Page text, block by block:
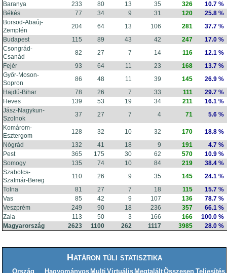
Baranya
233 80 13 35 326
10.7 %
Békés
77 34 9 31 120
25.8 %
Borsod-Abaúj-
Zemplén
204 64 13 106 281
37.7 %
Budapest
115 89 43 42 247
17.0 %
Csongrád-
Csanád
82 27 7 14 116
12.1 %
Fejér
93 64 11 23 168
13.7 %
Győr-Moson-
Sopron
86 48 11 39 145
26.9 %
Hajdú-Bihar
78 26 7 33 111
29.7 %
Heves
139 53 19 34 211
16.1 %
Jász-Nagykun-
Szolnok
37 27 7 4 71
5.6 %
Komárom-
Esztergom
128 32 10 32 170
18.8 %
Nógrád
132 41 18 9 191
4.7 %
Pest
365 175 30 62 570
10.9 %
Somogy
135 74 10 84 219
38.4 %
Szabolcs-
Szatmár-Bereg
110 26 9 35 145
24.1 %
Tolna
81 27 7 18 115
15.7 %
Vas
85 42 9 107 136
78.7 %
Veszprém
249 90 18 236 357
66.1 %
Zala
113 50 3 166 166
100.0 %
Magyarország
2623 1100 262 1117 3985 28.0 %
Határon túli statisztika
Ország Hagyományos Multi Virtuális MegtaláltÖsszesen Teljesítés